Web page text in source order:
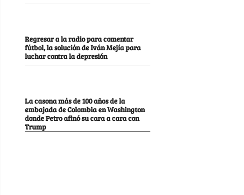
Regresar a la radio para comentar
fútbol, la solución de Iván Mejía para
luchar contra la depresión
La casona más de 100 años de la
embajada de Colombia en Washington
donde Petro afinó su cara a cara con
Trump